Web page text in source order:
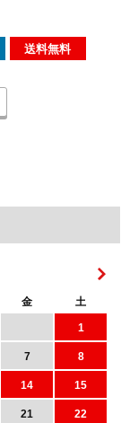
送料無料
金
土
1
7
8
14
15
21
22